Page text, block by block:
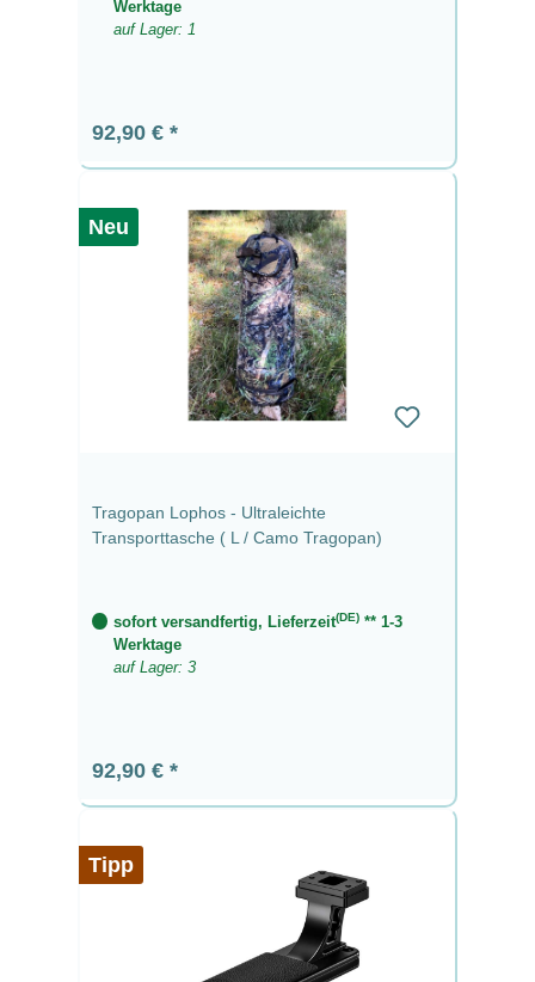
Werktage
auf Lager: 1
Regulärer Preis:
92,90 €
Neu
Tragopan Lophos - Ultraleichte
Transporttasche ( L / Camo Tragopan)
sofort versandfertig, Lieferzeit(DE)** 1-3
Werktage
auf Lager: 3
Regulärer Preis:
92,90 €
Tipp